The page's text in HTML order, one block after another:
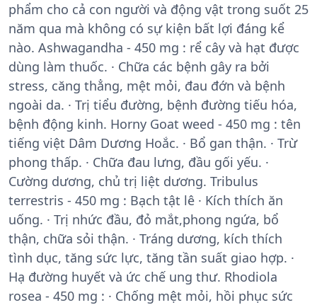
phẩm cho cả con người và động vật trong suốt 25
năm qua mà không có sự kiện bất lợi đáng kể
nào. Ashwagandha - 450 mg : rể cây và hạt được
dùng làm thuốc. · Chữa các bệnh gây ra bởi
stress, căng thẳng, mệt mỏi, đau đớn và bệnh
ngoài da. · Trị tiểu đường, bệnh đường tiếu hóa,
bệnh động kinh. Horny Goat weed - 450 mg : tên
tiếng việt Dâm Dương Hoắc. · Bổ gan thận. · Trừ
phong thấp. · Chữa đau lưng, đầu gối yếu. ·
Cường dương, chủ trị liệt dương. Tribulus
terrestris - 450 mg : Bạch tật lê · Kích thích ăn
uống. · Trị nhức đầu, đỏ mắt,phong ngứa, bổ
thận, chữa sỏi thận. · Tráng dương, kích thích
tình dục, tăng sức lực, tăng tần suất giao hợp. ·
Hạ đường huyết và ức chế ung thư. Rhodiola
rosea - 450 mg : · Chống mệt mỏi, hồi phục sức